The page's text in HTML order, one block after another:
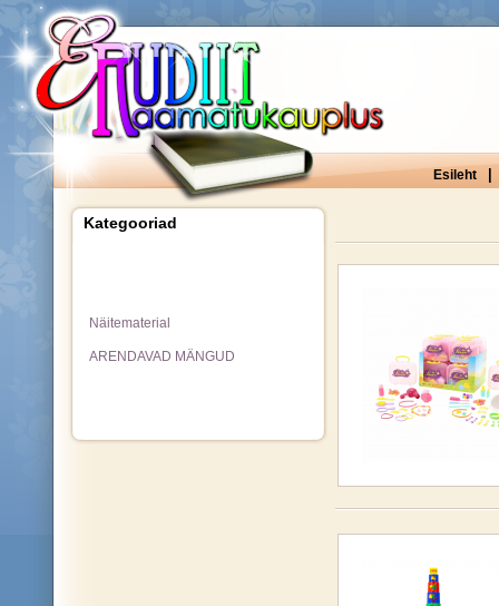
Esileht
Kategooriad
Näitematerial
ARENDAVAD MÄNGUD